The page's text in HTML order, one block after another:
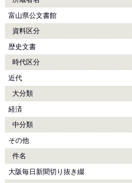
富山県公文書館
資料区分
歴史文書
時代区分
近代
大分類
経済
中分類
その他
件名
大阪毎日新聞切り抜き綴